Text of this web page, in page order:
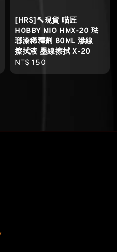
[HRS]🔨現貨 喵匠
HOBBY MIO HMX-20 琺
瑯漆稀釋劑 80ML 滲線
擦拭液 墨線擦拭 X-20
Regular
price
NT$ 150